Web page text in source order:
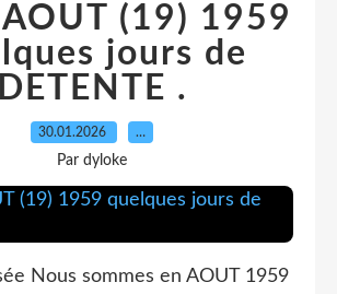
AOUT (19) 1959
jours de
DETENTE .
30.01.2026 …
Par dyloke
Nous sommes en AOUT 1959